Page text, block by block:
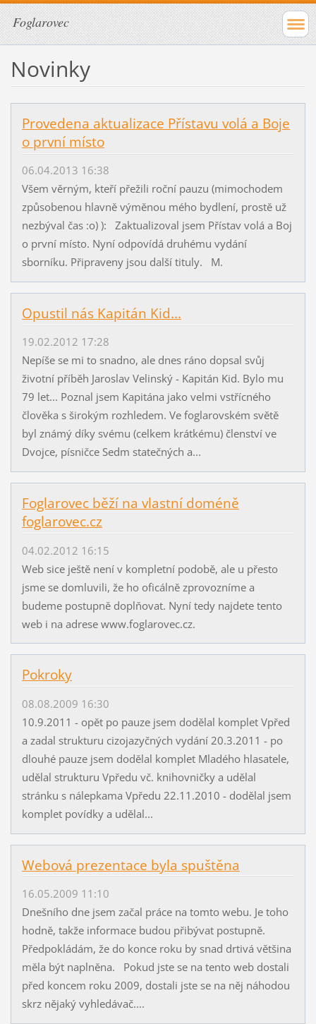
Foglarovec
Novinky
Provedena aktualizace Přístavu volá a Boje
o první místo
06.04.2013 16:38
Všem věrným, kteří přežili roční pauzu (mimochodem
způsobenou hlavně výměnou mého bydlení, prostě už
nezbýval čas :o) ): Zaktualizoval jsem Přístav volá a Boj
o první místo. Nyní odpovídá druhému vydání
sborníku. Připraveny jsou další tituly. M.
Opustil nás Kapitán Kid...
19.02.2012 17:28
Nepíše se mi to snadno, ale dnes ráno dopsal svůj
životní příběh Jaroslav Velinský - Kapitán Kid. Bylo mu
79 let... Poznal jsem Kapitána jako velmi vstřícného
člověka s širokým rozhledem. Ve foglarovském světě
byl známý díky svému (celkem krátkému) členství ve
Dvojce, písničce Sedm statečných a...
Foglarovec běží na vlastní doméně
foglarovec.cz
04.02.2012 16:15
Web sice ještě není v kompletní podobě, ale u přesto
jsme se domluvili, že ho oficálně zprovozníme a
budeme postupně doplňovat. Nyní tedy najdete tento
web i na adrese www.foglarovec.cz.
Pokroky
08.08.2009 16:30
10.9.2011 - opět po pauze jsem dodělal komplet Vpřed
a zadal strukturu cizojazyčných vydání 20.3.2011 - po
dlouhé pauze jsem dodělal komplet Mladého hlasatele,
udělal strukturu Vpředu vč. knihovničky a udělal
stránku s nálepkama Vpředu 22.11.2010 - dodělal jsem
komplet povídky a udělal...
Webová prezentace byla spuštěna
16.05.2009 11:10
Dnešního dne jsem začal práce na tomto webu. Je toho
hodně, takže informace budou přibývat postupně.
Předpokládám, že do konce roku by snad drtivá většina
měla být naplněna. Pokud jste se na tento web dostali
před koncem roku 2009, dostali jste se na něj náhodou
skrz nějaký vyhledávač....